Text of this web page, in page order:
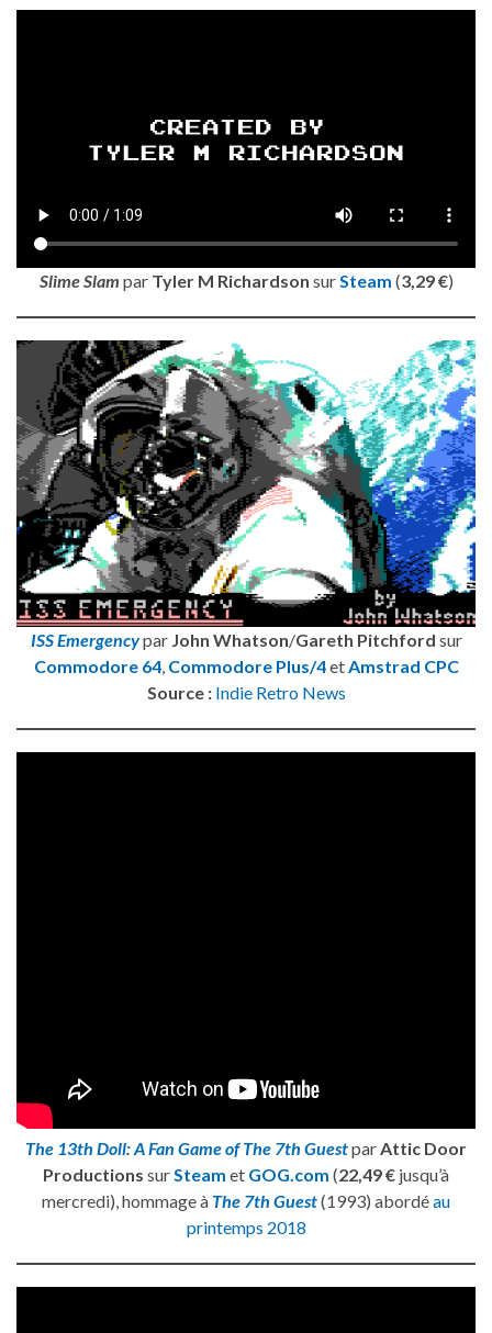
Slime Slam par Tyler M Richardson surSteam (3,29 €)
ISS Emergencypar John Whatson/Gareth Pitchford sur
Commodore 64, Commodore Plus/4etAmstrad CPC
Source : Indie Retro News
The 13th Doll: A Fan Game of The 7th GuestparAttic Door
Productions surSteam et GOG.com (22,49 € jusqu’à
mercredi), hommage à The 7th Guest(1993) abordéau
printemps 2018